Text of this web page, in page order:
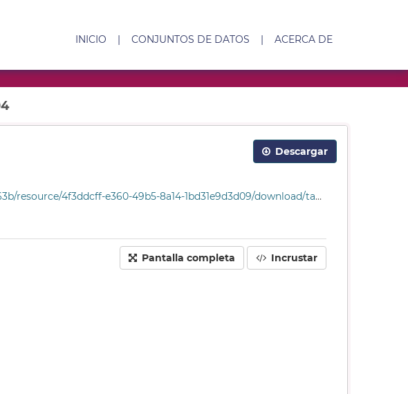
INICIO | CONJUNTOS DE DATOS | ACERCA DE
Descargar
e360-49b5-8a14-1bd31e9d3d09/download/tabla_sanciones_2004.csv
Pantalla completa Incrustar